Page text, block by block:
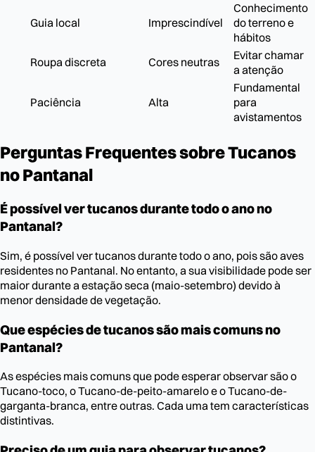
Guia local Imprescindível
Conhecimento
do terreno e
hábitos
Roupa discreta
Cores neutras
Evitar chamar
a atenção
Paciência Alta
Fundamental
para
avistamentos
Perguntas Frequentes sobre Tucanos
no Pantanal
É possível ver tucanos durante todo o ano no
Pantanal?
Sim, é possível ver tucanos durante todo o ano, pois são aves
residentes no Pantanal. No entanto, a sua visibilidade pode ser
maior durante a estação seca (maio-setembro) devido à
menor densidade de vegetação.
Que espécies de tucanos são mais comuns no
Pantanal?
As espécies mais comuns que pode esperar observar são o
Tucano-toco, o Tucano-de-peito-amarelo e o Tucano-de-
garganta-branca, entre outras. Cada uma tem características
distintivas.